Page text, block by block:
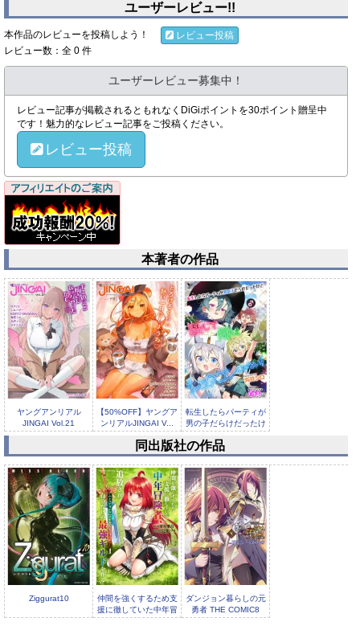
ユーザーレビュー!!
本作品のレビューを投稿しよう！
レビュー投稿
レビュー数：全 0 件
ユーザーレビュー募集中！
レビュー記事が掲載されるともれなくDiGiポイントを30ポイント贈呈中
です！魅力的なレビュー記事をご投稿ください。
レビュー投稿
本著者の作品
ヤングアンリアル
JINGAI Vol.21
【50%OFF】ヤングア
ンリアルJINGAI V...
転生したらパーティが
男の子だらけだったけ
ど断じて...
転生したらパーティが
男の子だらけだったけ
同出版社の作品
Ziggurat10
仲間を強くするため支
援に徹していた中年冒
険者、追放され自分だ
ダンジョン暮らしの元
勇者 THE COMIC8